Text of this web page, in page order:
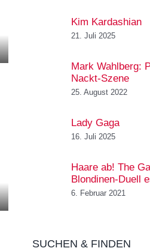
Kim Kardashian
21. Juli 2025
Mark Wahlberg:
Nackt-Szene
25. August 2022
Lady Gaga
16. Juli 2025
Haare ab! The
Blondinen-Duell
6. Februar 2021
SUCHEN & FINDEN